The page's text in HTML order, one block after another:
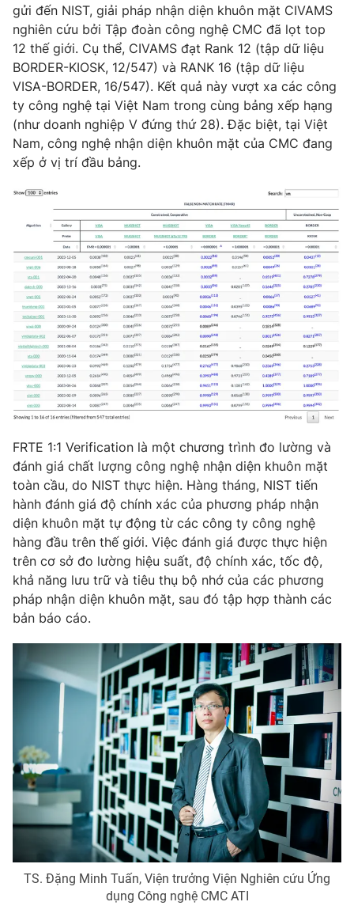
Hậu trường
Nhân vật
Khán giả
Giải sao mai
Điện ảnh
Âm nhạc
Sao
Đời sống
Du lịch
Làm đẹp
Chất lượng cuộc sống
Giáo dục
Tuyển sinh
Học trực tuyến
Công nghệ
Hitech Công nghệ tương lai
Sản phẩm
Thị trường
Tư vấn
Giao lưu trực tuyến
Lịch phát sóng
Chuyên mục khác
Emagazine Podcast
Photo Infographic
Video Shorts video
VTV Money VTV Thể thao
VTV Sức khoẻ Bất động sản
Thị trường 24h Tấm lòng Việt
VTV4 Vươn mình bằng AI
VTV9
Liên hệ tòa soạn English
THỜI BÁO VTV
Theo dõi báo trên
Cơ quan chủ quản:Đài Truyền hình Việt Nam
Cơ quan báo chí:Thời báo VTV
Giấy phép hoạt động báo in và báo điện tử số 483/GP-BTTTT
gửi đến NIST, giải pháp nhận diện khuôn mặt CIVAMS
nghiên cứu bởi Tập đoàn công nghệ CMC đã lọt top
12 thế giới. Cụ thể, CIVAMS đạt Rank 12 (tập dữ liệu
BORDER-KIOSK, 12/547) và RANK 16 (tập dữ liệu
VISA-BORDER, 16/547). Kết quả này vượt xa các công
ty công nghệ tại Việt Nam trong cùng bảng xếp hạng
(như doanh nghiệp V đứng thứ 28). Đặc biệt, tại Việt
Nam, công nghệ nhận diện khuôn mặt của CMC đang
xếp ở vị trí đầu bảng.
FRTE 1:1 Verification là một chương trình đo lường và
đánh giá chất lượng công nghệ nhận diện khuôn mặt
toàn cầu, do NIST thực hiện. Hàng tháng, NIST tiến
hành đánh giá độ chính xác của phương pháp nhận
diện khuôn mặt tự động từ các công ty công nghệ
hàng đầu trên thế giới. Việc đánh giá được thực hiện
trên cơ sở đo lường hiệu suất, độ chính xác, tốc độ,
khả năng lưu trữ và tiêu thụ bộ nhớ của các phương
pháp nhận diện khuôn mặt, sau đó tập hợp thành các
bản báo cáo.
TS. Đặng Minh Tuấn, Viện trưởng Viện Nghiên cứu Ứng
dụng Công nghệ CMC ATI